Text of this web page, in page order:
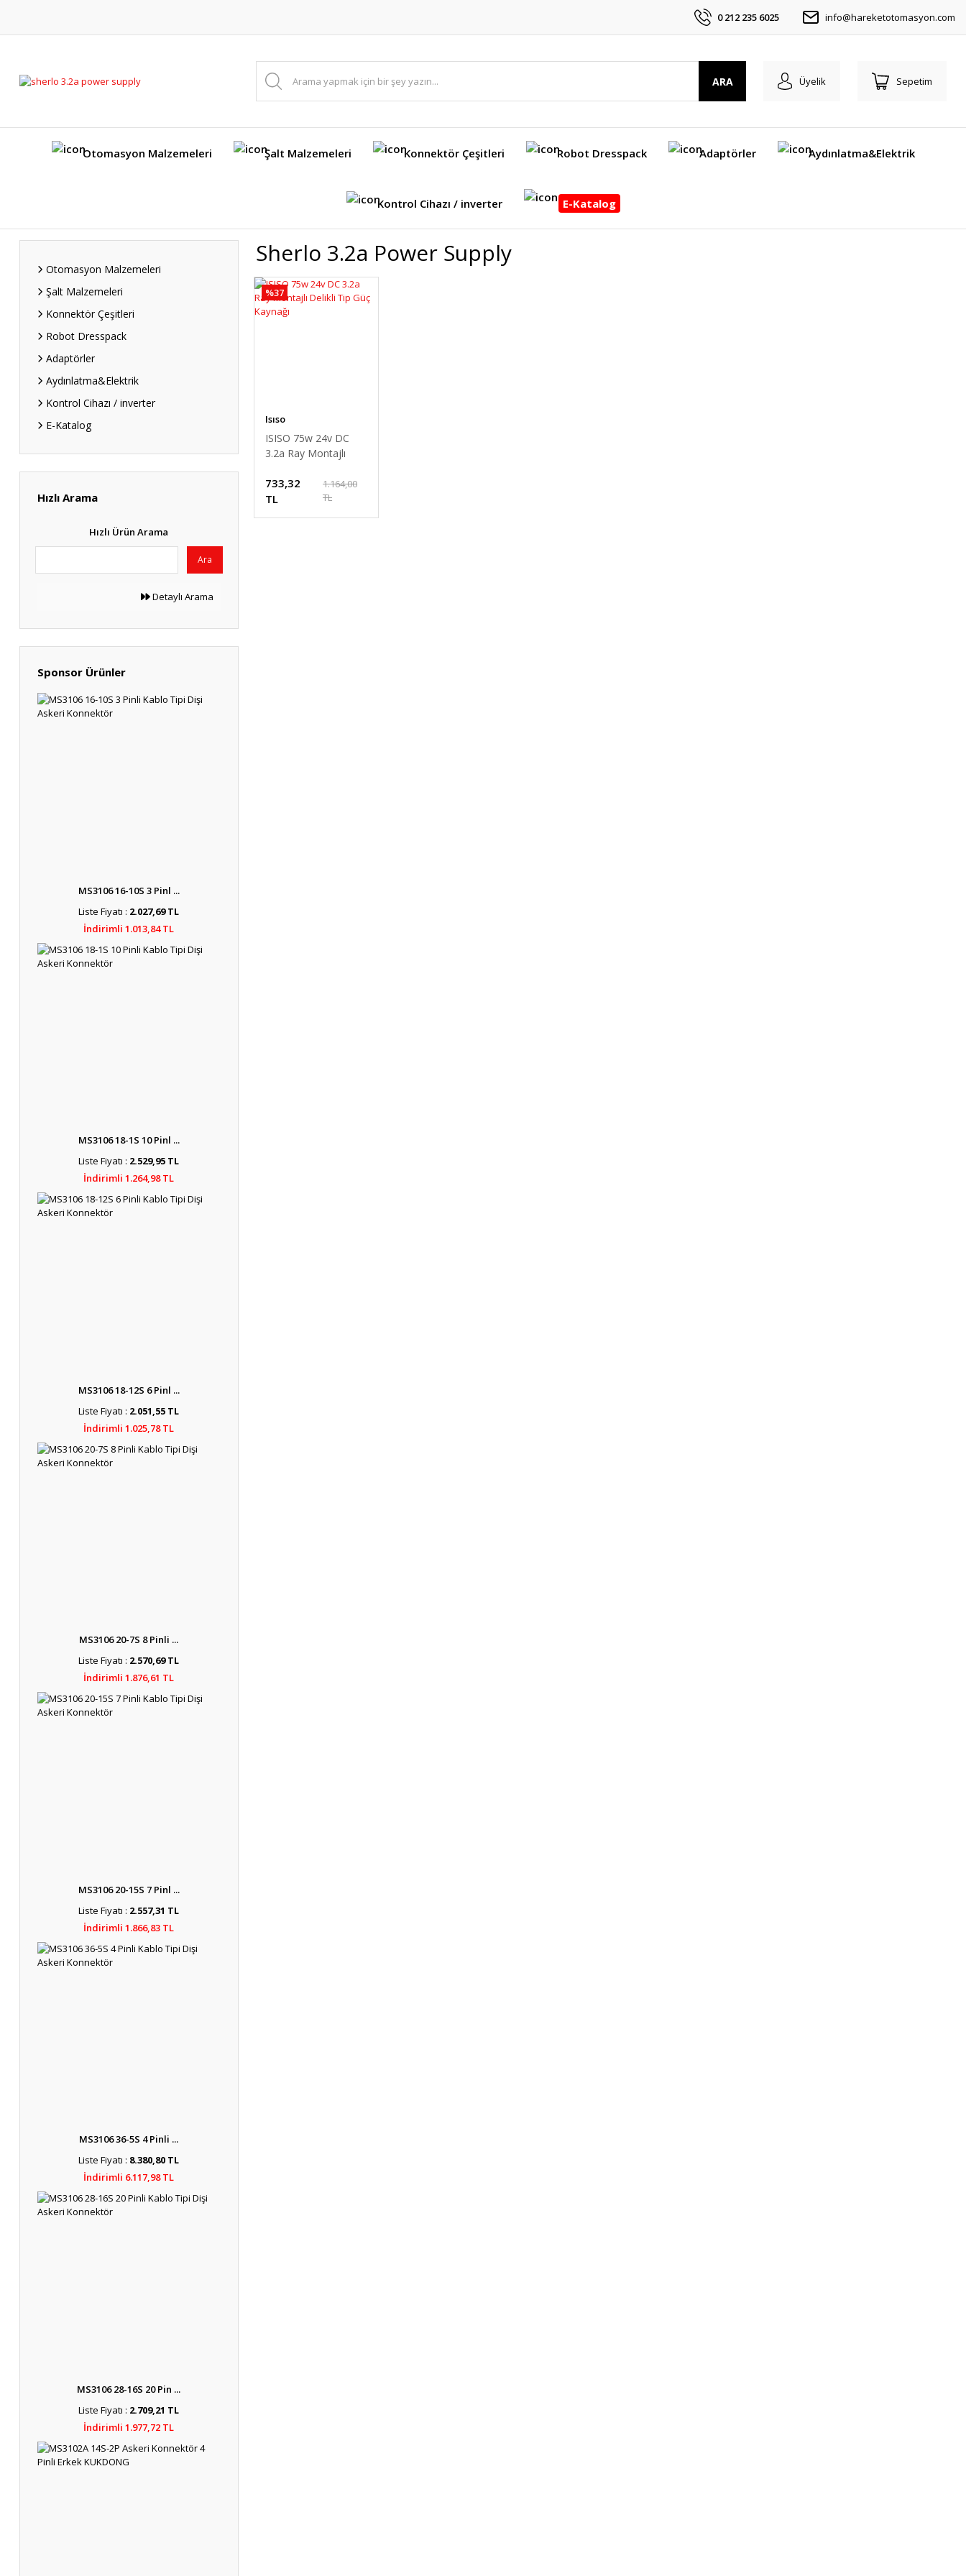
0 212 235 6025 info@hareketotomasyon.com
ARA Üyelik Sepetim
Otomasyon Malzemeleri Şalt Malzemeleri Konnektör Çeşitleri Robot Dresspack Adaptörler Aydınlatma&Elektrik
Kontrol Cihazı / inverter E-Katalog
Otomasyon Malzemeleri
Şalt Malzemeleri
Konnektör Çeşitleri
Robot Dresspack
Adaptörler
Aydınlatma&Elektrik
Kontrol Cihazı / inverter
E-Katalog
Hızlı Arama
Hızlı Ürün Arama
Ara
Detaylı Arama
Sponsor Ürünler
MS3106 16-10S 3 Pinl ...
Liste Fiyatı : 2.027,69 TL
İndirimli 1.013,84 TL
MS3106 18-1S 10 Pinl ...
Liste Fiyatı : 2.529,95 TL
İndirimli 1.264,98 TL
MS3106 18-12S 6 Pinl ...
Liste Fiyatı : 2.051,55 TL
İndirimli 1.025,78 TL
MS3106 20-7S 8 Pinli ...
Liste Fiyatı : 2.570,69 TL
İndirimli 1.876,61 TL
MS3106 20-15S 7 Pinl ...
Liste Fiyatı : 2.557,31 TL
İndirimli 1.866,83 TL
MS3106 36-5S 4 Pinli ...
Liste Fiyatı : 8.380,80 TL
İndirimli 6.117,98 TL
MS3106 28-16S 20 Pin ...
Liste Fiyatı : 2.709,21 TL
İndirimli 1.977,72 TL
Sherlo 3.2a Power Supply
%37
Isıso
ISISO 75w 24v DC
3.2a Ray Montajlı
Kaynağı
733,32
TL
1.164,00
TL